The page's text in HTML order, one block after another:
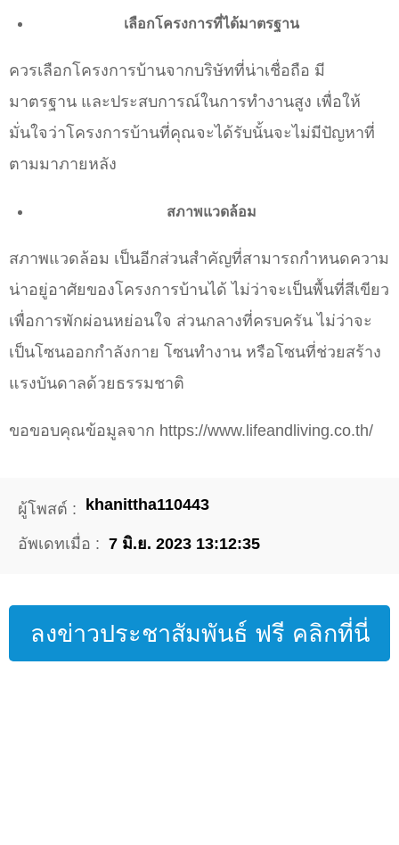
เลือกโครงการที่ได้มาตรฐาน
ควรเลือกโครงการบ้านจากบริษัทที่น่าเชื่อถือ มี
มาตรฐาน และประสบการณ์ในการทำงานสูง เพื่อให้
มั่นใจว่าโครงการบ้านที่คุณจะได้รับนั้นจะไม่มีปัญหาที่
ตามมาภายหลัง
สภาพแวดล้อม
สภาพแวดล้อม เป็นอีกส่วนสำคัญที่สามารถกำหนดความ
น่าอยู่อาศัยของโครงการบ้านได้ ไม่ว่าจะเป็นพื้นที่สีเขียว
เพื่อการพักผ่อนหย่อนใจ ส่วนกลางที่ครบครัน ไม่ว่าจะ
เป็นโซนออกกำลังกาย โซนทำงาน หรือโซนที่ช่วยสร้าง
แรงบันดาลด้วยธรรมชาติ
ขอขอบคุณข้อมูลจาก https://www.lifeandliving.co.th/
ผู้โพสต์ : khanittha110443
อัพเดทเมื่อ : 7 มิ.ย. 2023 13:12:35
ลงข่าวประชาสัมพันธ์ ฟรี คลิกที่นี่